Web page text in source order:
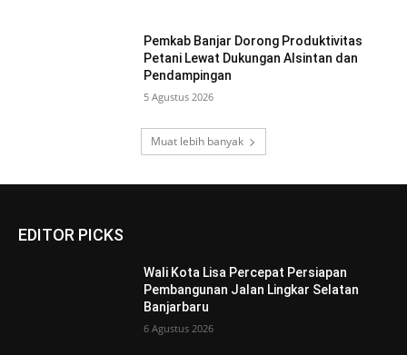
Pemkab Banjar Dorong Produktivitas
Petani Lewat Dukungan Alsintan dan
Pendampingan
5 Agustus 2026
Muat lebih banyak
EDITOR PICKS
Wali Kota Lisa Percepat Persiapan
Pembangunan Jalan Lingkar Selatan
Banjarbaru
6 Agustus 2026